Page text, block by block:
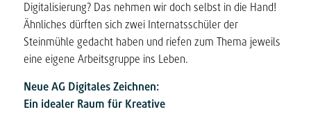
Digitalisierung? Das nehmen wir doch selbst in die Hand!
Ähnliches dürften sich zwei Internatsschüler der
Steinmühle gedacht haben und riefen zum Thema jeweils
eine eigene Arbeitsgruppe ins Leben.
Neue AG Digitales Zeichnen:
Ein idealer Raum für Kreative